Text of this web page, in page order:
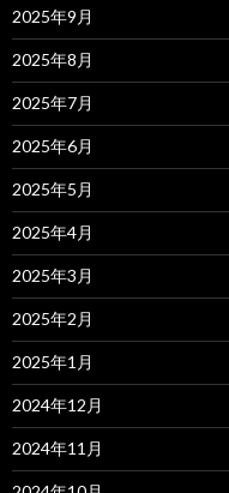
2025年9月
2025年8月
2025年7月
2025年6月
2025年5月
2025年4月
2025年3月
2025年2月
2025年1月
2024年12月
2024年11月